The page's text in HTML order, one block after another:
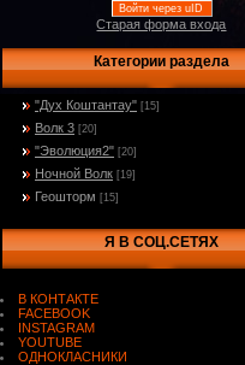
Войти через uID
Старая форма входа
Категории раздела
"Дух Коштантау" [15]
Волк 3 [20]
"Эволюция2" [20]
Ночной Волк [19]
Геошторм [15]
Я В СОЦ.СЕТЯХ
В КОНТАКТЕ
FACEBOOK
INSTAGRAM
YOUTUBE
ОДНОКЛАСНИКИ